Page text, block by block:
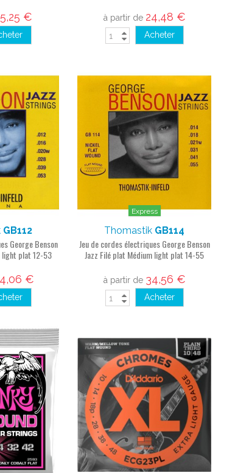
€ à partir de 24,48 €
Acheter
GB112
George Benson
light plat 12-53
€
Express
Thomastik GB114
Jeu de cordes électriques George Benson
Jazz Filé plat Médium light plat 14-55
à partir de 34,56 €
Acheter